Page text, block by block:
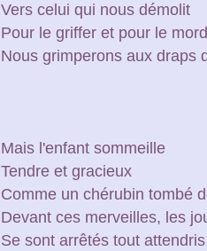
Vers celui qui nous démolit
Pour le griffer et pour le
Nous grimperons aux draps
Mais l'enfant sommeille
Tendre et gracieux
Comme un chérubin tombé
Devant ces merveilles, les
Se sont arrêtés tout attendris